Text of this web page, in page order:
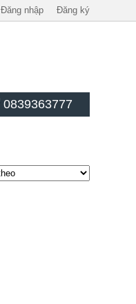
Đăng nhập Đăng ký
0839363777